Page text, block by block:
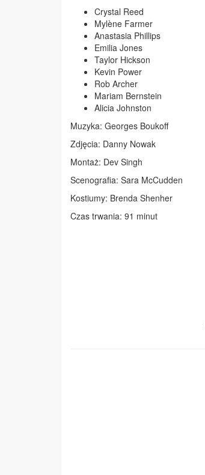
Crystal Reed
Mylène Farmer
Anastasia Phillips
Emilia Jones
Taylor Hickson
Kevin Power
Rob Archer
Mariam Bernstein
Alicia Johnston
Muzyka: Georges Boukoff
Zdjęcia: Danny Nowak
Montaż: Dev Singh
Scenografia: Sara McCudden
Kostiumy: Brenda Shenher
Czas trwania: 91 minut